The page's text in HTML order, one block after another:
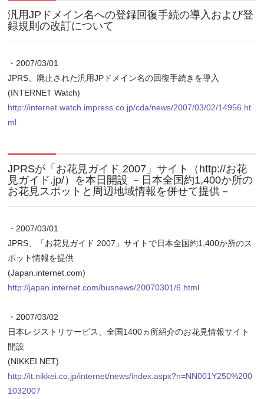
汎用JPドメイン名への登録回復手続の導入および登
録規則の改訂について
・2007/03/01
JPRS、廃止された汎用JPドメイン名の回復手続きを導入
(INTERNET Watch)
http://internet.watch.impress.co.jp/cda/news/2007/03/02/14956.ht
ml
JPRSが「お花見ガイド 2007」サイト（http://お花
見ガイド.jp/）を本日開設 －日本全国約1,400か所の
お花見スポットと周辺地域情報を併せて提供－
・2007/03/01
JPRS、「お花見ガイド 2007」サイトで日本全国約1,400か所のス
ポット情報を提供
(Japan.internet.com)
http://japan.internet.com/busnews/20070301/6.html
・2007/03/02
日本レジストリサービス、全国1400ヵ所紹介のお花見情報サイト
開設
(NIKKEI NET)
http://it.nikkei.co.jp/internet/news/index.aspx?n=NN001Y250%200
1032007